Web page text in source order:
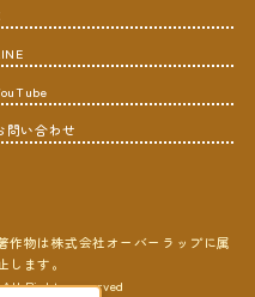
問い合わせ
作物は株式会社オーバーラップに属
します。
All Rights reserved